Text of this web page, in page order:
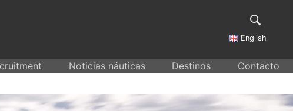
English
Noticias náuticas Destinos Contacto